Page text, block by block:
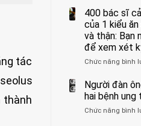
tác
thành
400 bác sĩ
của 1 kiểu
và thận: Bạn
để xem xét
Chức năng bình
Người đàn
hai bệnh
Chức năng bình